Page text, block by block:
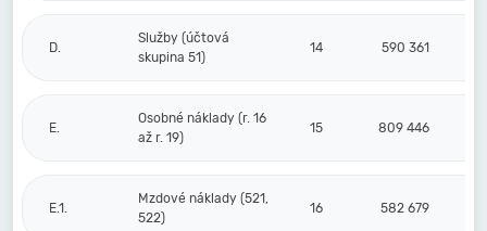
D.
Služby (účtová
skupina 51)
14 590 361
E.
Osobné náklady (r. 16
až r. 19)
15 809 446
E.1.
Mzdové náklady (521,
522)
16 582 679